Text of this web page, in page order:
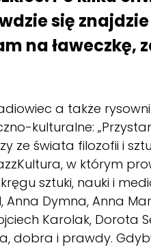
się
na ławeczkę,
a także
kulturalne:
ze świata filozofii i
w którym
sztuki, nauki i
Anna Dymna, Anna
Karolak, Dorota
dobra i prawdy.